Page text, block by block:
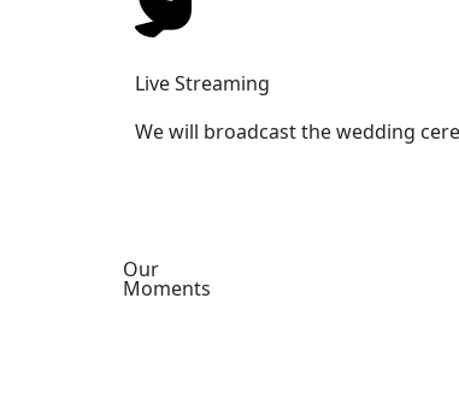
Live Streaming
We will broadcast the wedding
Our
Moments